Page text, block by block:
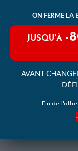
ON FERME LA
JUSQU'À -
AVANT
Fin de l'offre